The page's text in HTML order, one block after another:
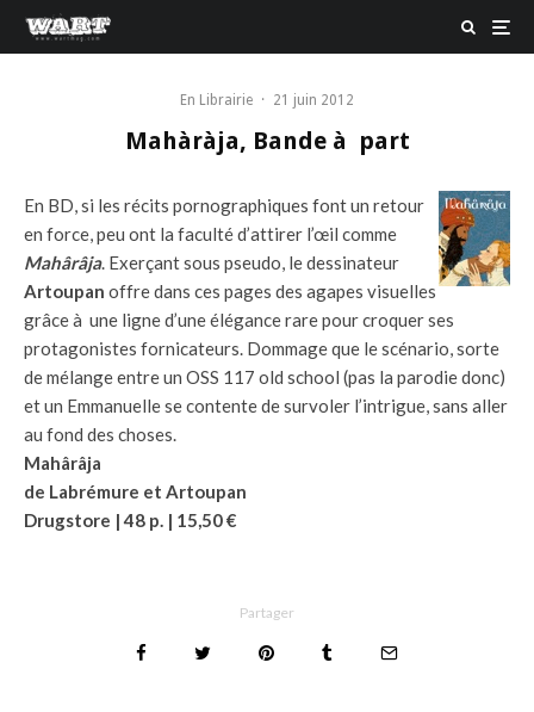
En Librairie · 21 juin 2012
Mahàràja, Bande à part
En BD, si les récits pornographiques font un retour
en force, peu ont la faculté d’attirer l’œil comme
Mahârâja. Exerçant sous pseudo, le dessinateur
Artoupan offre dans ces pages des agapes visuelles
grâce à une ligne d’une élégance rare pour croquer ses
protagonistes fornicateurs. Dommage que le scénario, sorte
de mélange entre un OSS 117 old school (pas la parodie donc)
et un Emmanuelle se contente de survoler l’intrigue, sans aller
au fond des choses.
Mahârâja
de Labrémure et Artoupan
Drugstore | 48 p. | 15,50 €
Partager